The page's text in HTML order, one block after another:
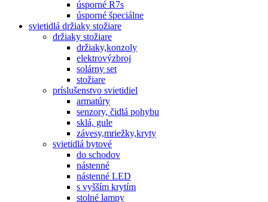
úsporné R7s
úsporné špeciálne
svietidlá držiaky stožiare
držiaky stožiare
držiaky,konzoly
elektrovýzbroj
solárny set
stožiare
príslušenstvo svietidiel
armatúry
senzory, čidlá pohybu
sklá, gule
závesy,mriežky,kryty
svietidlá bytové
do schodov
nástenné
nástenné LED
s vyšším krytím
stolné lampy